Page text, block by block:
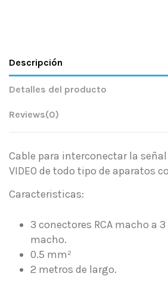
Descripción
Detalles del producto
Reviews(0)
Cable para interconectar la señal
VIDEO de todo tipo de aparatos
Caracteristicas:
3 conectores RCA macho a
macho.
0.5 mm²
2 metros de largo.